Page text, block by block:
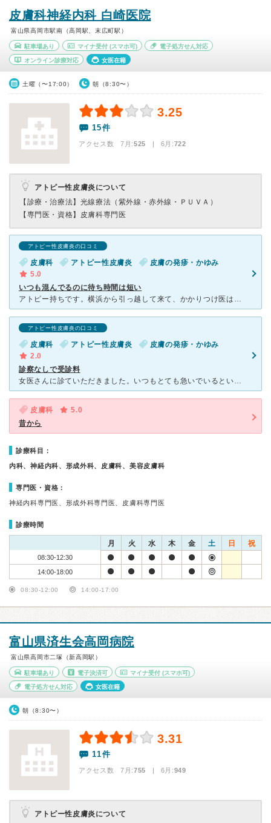
皮膚科神経内科 白崎医院
富山県高岡市駅南（高岡駅、末広町駅）
駐車場あり マイナ受付(スマホ可) 電子処方せん対応
オンライン診療対応 女医在籍
土曜（〜17:00） 朝（8:30〜）
3.25
15件
アクセス数 7月:525 | 6月:722
アトピー性皮膚炎について
【診療・治療法】 光線療法（紫外線・赤外線・ＰＵＶＡ）
【専門医・資格】 皮膚科専門医
アトピー性皮膚炎の口コミ
皮膚科 アトピー性皮膚炎
皮膚の発疹・かゆみ
5.0
いつも混んでるのに待ち時間は短い
アトピー持ちです。横浜から引っ越して来て、かかりつけ医は探すのに富山や高岡合わせて五軒ほど皮膚科を巡りましたが、こちらに落ち着きました。 いつも予約なしで行きますが、椅子はほとんど埋まっています。そ
アトピー性皮膚炎の口コミ
皮膚科 アトピー性皮膚炎
皮膚の発疹・かゆみ
2.0
診察なしで受診料
女医さんに診ていただきました。いつもとても急いでいるという印象で質問をすると嫌な顔をされます。 肌の状態を見る時には、手には虫眼鏡のようなものを持っているが使用せず、肌に目を向けられるのは僅か3秒。
皮膚科
5.0
昔から
診療科目：
内科、神経内科、形成外科、皮膚科、美容皮膚科
専門医・資格：
神経内科専門医、形成外科専門医、皮膚科専門医
診療時間
月 火 水 木 金 土 日 祝
08:30-12:30
14:00-18:00
08:30-12:00 14:00-17:00
富山県済生会高岡病院
富山県高岡市二塚（新高岡駅）
駐車場あり 電子決済可 マイナ受付 (スマホ可)
電子処方せん対応 女医在籍
朝（8:30〜）
3.31
11件
アクセス数 7月:755 | 6月:949
アトピー性皮膚炎について